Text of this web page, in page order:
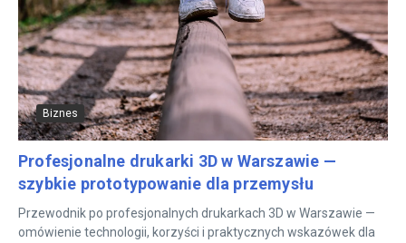
Biznes
Profesjonalne drukarki 3D w Warszawie —
szybkie prototypowanie dla przemysłu
Przewodnik po profesjonalnych drukarkach 3D w Warszawie —
omówienie technologii, korzyści i praktycznych wskazówek dla